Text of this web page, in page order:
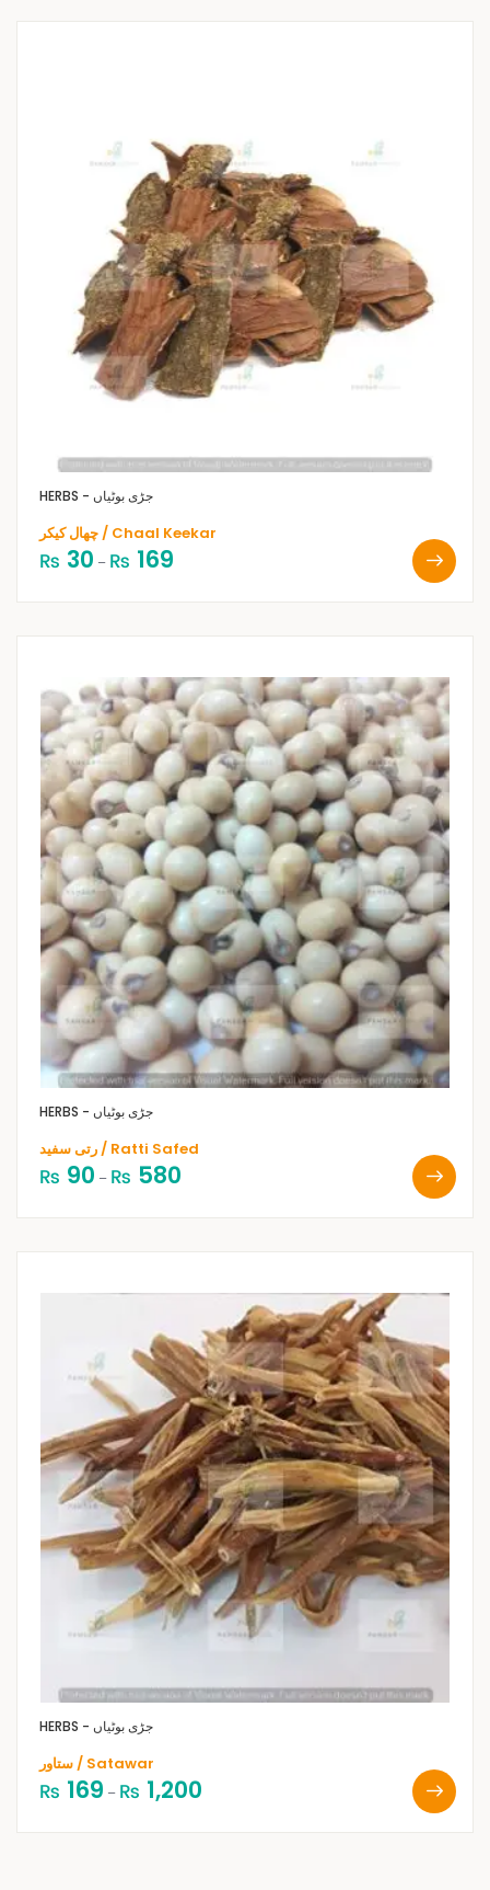
HERBS - جڑی بوٹیاں
چھال کیکر / Chaal Keekar
₨ 30 – ₨ 169
HERBS - جڑی بوٹیاں
رتی سفید / Ratti Safed
₨ 90 – ₨ 580
HERBS - جڑی بوٹیاں
ستاور / Satawar
₨ 169 – ₨ 1,200